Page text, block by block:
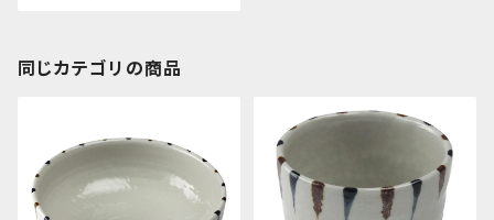
同じカテゴリの商品